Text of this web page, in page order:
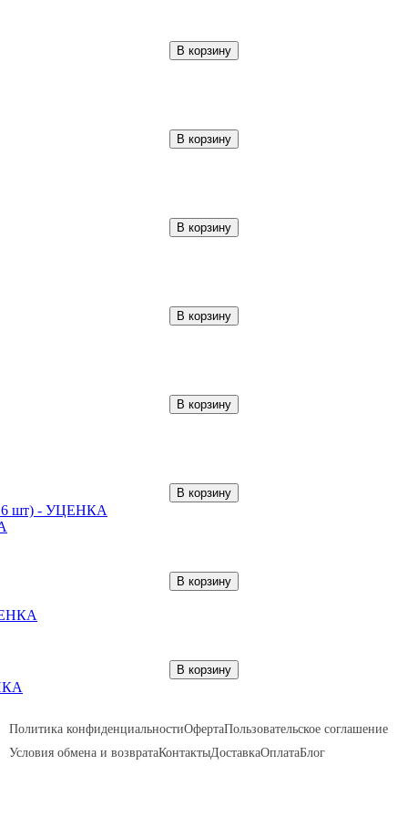
В корзину
В корзину
В корзину
В корзину
В корзину
В корзину
16 шт) - УЦЕНКА
В корзину
В корзину
Политика конфиденциальностиОфертаПользовательское соглашение
Условия обмена и возвратаКонтактыДоставкаОплатаБлог